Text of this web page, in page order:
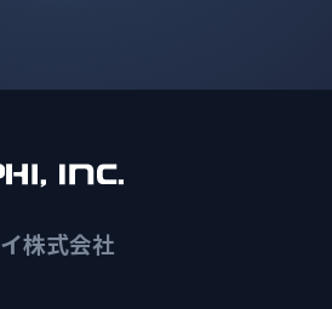
株式会社